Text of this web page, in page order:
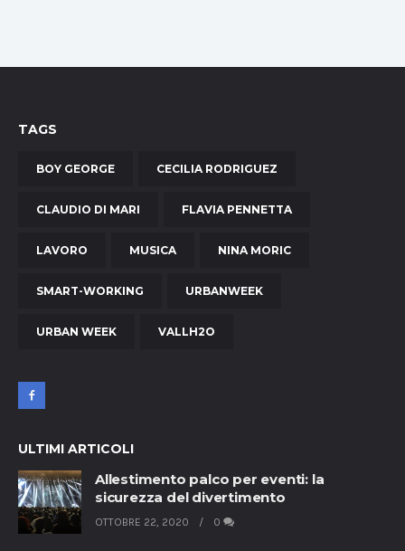
TAGS
BOY GEORGE CECILIA RODRIGUEZ
CLAUDIO DI MARI FLAVIA PENNETTA
LAVORO MUSICA NINA MORIC
SMART-WORKING URBANWEEK
URBAN WEEK VALLH2O
ULTIMI ARTICOLI
Allestimento palco per eventi: la
sicurezza del divertimento
OTTOBRE 22, 2020 0